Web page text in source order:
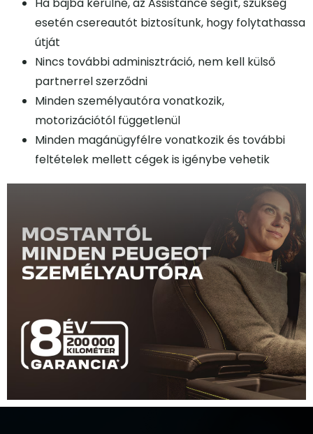
esetén csereautót biztosítunk, hogy folytathassa
útját
Nincs további adminisztráció, nem kell külső
partnerrel szerződni
Minden személyautóra vonatkozik,
motorizációtól függetlenül
Minden magánügyfélre vonatkozik és további
feltételek mellett cégek is igénybe vehetik